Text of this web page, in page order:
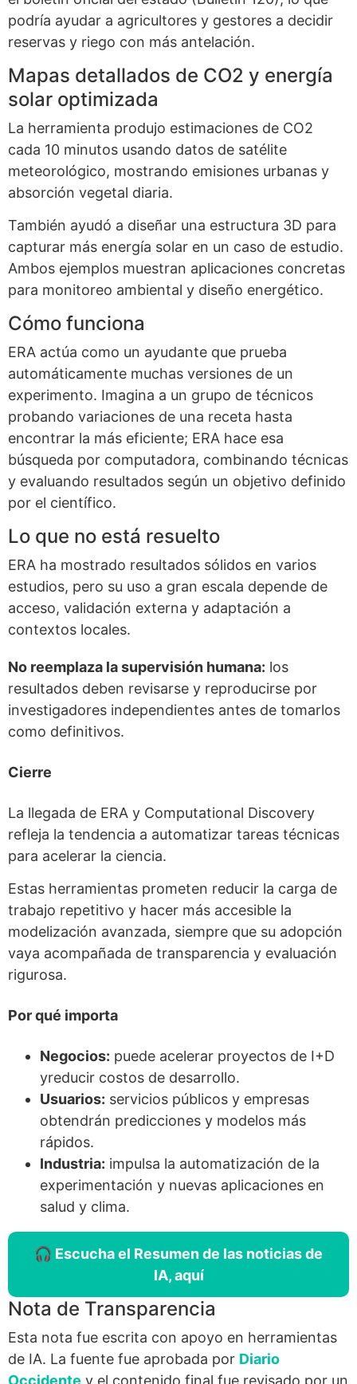
podría ayudar a agricultores y gestores a decidir
reservas y riego con más antelación.
Mapas detallados de CO2 y energía
solar optimizada
La herramienta produjo estimaciones de CO2
cada 10 minutos usando datos de satélite
meteorológico, mostrando emisiones urbanas y
absorción vegetal diaria.
También ayudó a diseñar una estructura 3D para
capturar más energía solar en un caso de estudio.
Ambos ejemplos muestran aplicaciones concretas
para monitoreo ambiental y diseño energético.
Cómo funciona
ERA actúa como un ayudante que prueba
automáticamente muchas versiones de un
experimento. Imagina a un grupo de técnicos
probando variaciones de una receta hasta
encontrar la más eficiente; ERA hace esa
búsqueda por computadora, combinando técnicas
y evaluando resultados según un objetivo definido
por el científico.
Lo que no está resuelto
ERA ha mostrado resultados sólidos en varios
estudios, pero su uso a gran escala depende de
acceso, validación externa y adaptación a
contextos locales.
No reemplaza la supervisión humana: los
resultados deben revisarse y reproducirse por
investigadores independientes antes de tomarlos
como definitivos.
Cierre
La llegada de ERA y Computational Discovery
refleja la tendencia a automatizar tareas técnicas
para acelerar la ciencia.
Estas herramientas prometen reducir la carga de
trabajo repetitivo y hacer más accesible la
modelización avanzada, siempre que su adopción
vaya acompañada de transparencia y evaluación
rigurosa.
Por qué importa
Negocios: puede acelerar proyectos de I+D
yreducir costos de desarrollo.
Usuarios: servicios públicos y empresas
obtendrán predicciones y modelos más
rápidos.
Industria: impulsa la automatización de la
experimentación y nuevas aplicaciones en
salud y clima.
🎧 Escucha el Resumen de las noticias de
IA, aquí
Nota de Transparencia
Esta nota fue escrita con apoyo en herramientas
de IA. La fuente fue aprobada por Diario
Occidente y el contenido final fue revisado por un